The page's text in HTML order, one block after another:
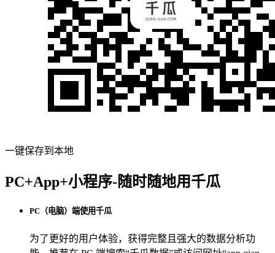
一键保存到本地
PC+App+小程序-随时随地用千瓜
PC（电脑）端使用千瓜
为了更好的用户体验，获得完整且强大的数据分析功